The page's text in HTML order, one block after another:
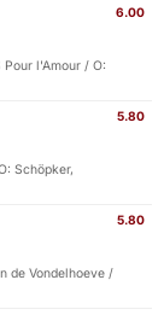
6.00
l'Amour / O:
5.80
Schöpker,
5.80
de Vondelhoeve /